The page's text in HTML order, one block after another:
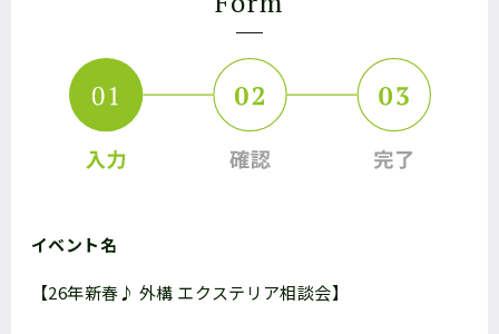
イベント名
【26年新春♪ 外構 エクステリア相談会】